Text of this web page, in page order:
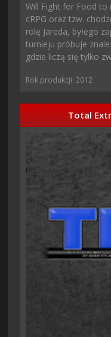
Will Fight for Food to
cRPG oraz tzw.
rolę Jareda, byłego
turnieju próbuje
gdzie liczą się tylko
Rok produkcji: 2012
Total